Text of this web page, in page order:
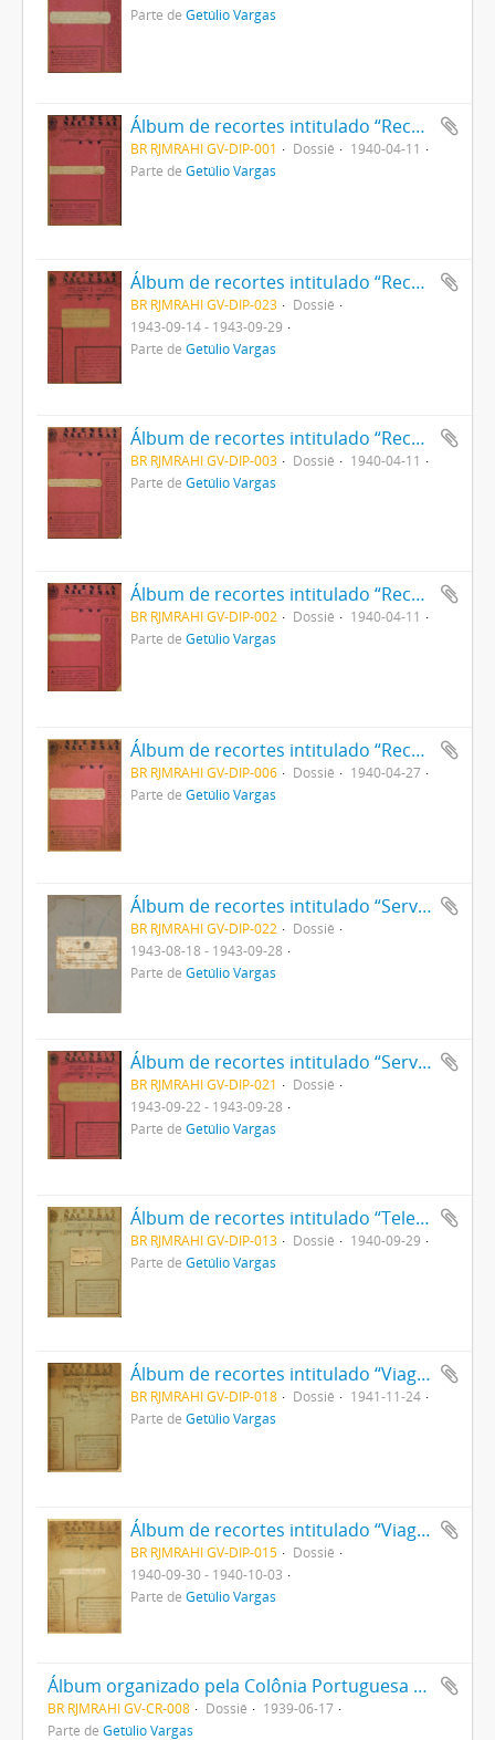
Parte de Getúlio Vargas
Álbum de recortes intitulado “Recortes de Apelos e Sugestões dirigidos ao Sr Presidente Getúlio Vargas”
BR RJMRAHI GV-DIP-001 Dossiê
1940-04-11
Parte de Getúlio Vargas
Álbum de recortes intitulado “Recortes do Noticiário referente à criação dos novos territórios federais”
BR RJMRAHI GV-DIP-023
Dossiê
1943-09-14 - 1943-09-29
Parte de Getúlio Vargas
Álbum de recortes intitulado “Recortes referentes ao Sr. Getúlio Vargas em sociais”
BR RJMRAHI GV-DIP-003 Dossiê
1940-04-11
Parte de Getúlio Vargas
Álbum de recortes intitulado “Recortes referentes ao Sr Presidente Getúlio Vargas em leis e decretos”
BR RJMRAHI GV-DIP-002 Dossiê
1940-04-11
Parte de Getúlio Vargas
Álbum de recortes intitulado “Recortes referentes ao último levante comunista descoberto pela nossa Polícia Federal”
BR RJMRAHI GV-DIP-006 Dossiê
1940-04-27
Parte de Getúlio Vargas
Álbum de recortes intitulado “Serviço de controle - Divisão de Imprensa - Telegramas que não tiveram curso parcial e totalmente”
BR RJMRAHI GV-DIP-022
Dossiê
1943-08-18 - 1943-09-28
Parte de Getúlio Vargas
Álbum de recortes intitulado “Serviço recomendado - entrevistas, artigos, tópicos e reportagens distribuídos pelo D.I.P”
BR RJMRAHI GV-DIP-021
Dossiê
1943-09-22 - 1943-09-28
Parte de Getúlio Vargas
Álbum de recortes intitulado “Telegramas (noticiário) sobre o plano siderúrgico”
BR RJMRAHI GV-DIP-013 Dossiê
1940-09-29
Parte de Getúlio Vargas
Álbum de recortes intitulado “Viagem do Sr Presidente da República a São Paulo”
BR RJMRAHI GV-DIP-018 Dossiê
1941-11-24
Parte de Getúlio Vargas
Álbum de recortes intitulado “Viagem Presidencial ao Norte”
BR RJMRAHI GV-DIP-015
Dossiê
1940-09-30 - 1940-10-03
Parte de Getúlio Vargas
Álbum organizado pela Colônia Portuguesa do Brasil em homenagem a Getúlio Vargas
BR RJMRAHI GV-CR-008 Dossiê
1939-06-17
Parte de Getúlio Vargas